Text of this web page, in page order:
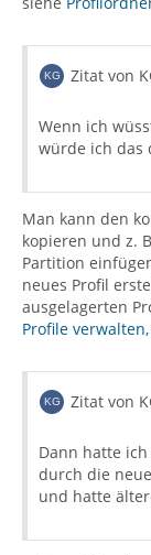
Zitat von
Wenn ich
würde ich das
Man kann den
kopieren und z.
Partition
neues Profil
ausgelagerten
Profile
Zitat von
Dann hatte
durch die
und hatte